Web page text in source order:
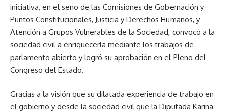
iniciativa, en el seno de las Comisiones de Gobernación y
Puntos Constitucionales, Justicia y Derechos Humanos, y
Atención a Grupos Vulnerables de la Sociedad, convocó a la
sociedad civil a enriquecerla mediante los trabajos de
parlamento abierto y logró su aprobación en el Pleno del
Congreso del Estado.
Gracias a la visión que su dilatada experiencia de trabajo en
el gobierno y desde la sociedad civil que la Diputada Karina